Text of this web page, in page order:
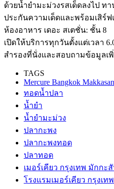
ด้วยน้ำยำมะม่วงรสเด็ดลงไป ท
ประกันความเด็ดและพร้อมเสิร์
ห้องอาหาร เดอะ สเตชั่น: ชั้น 8
เปิดให้บริการทุกวันตั้งแต่เวลา
สำรองที่นั่งและสอบถามข้อมูลเพิ่
TAGS
Mercure Bangkok Makkasan
ทอดน้ำปลา
น้ำยำ
น้ำยำมะม่วง
ปลากะพง
ปลากะพงทอด
ปลาทอด
เมอร์เคียว กรุงเทพ มักกะ
โรงแรมเมอร์เคียว กรุงเ